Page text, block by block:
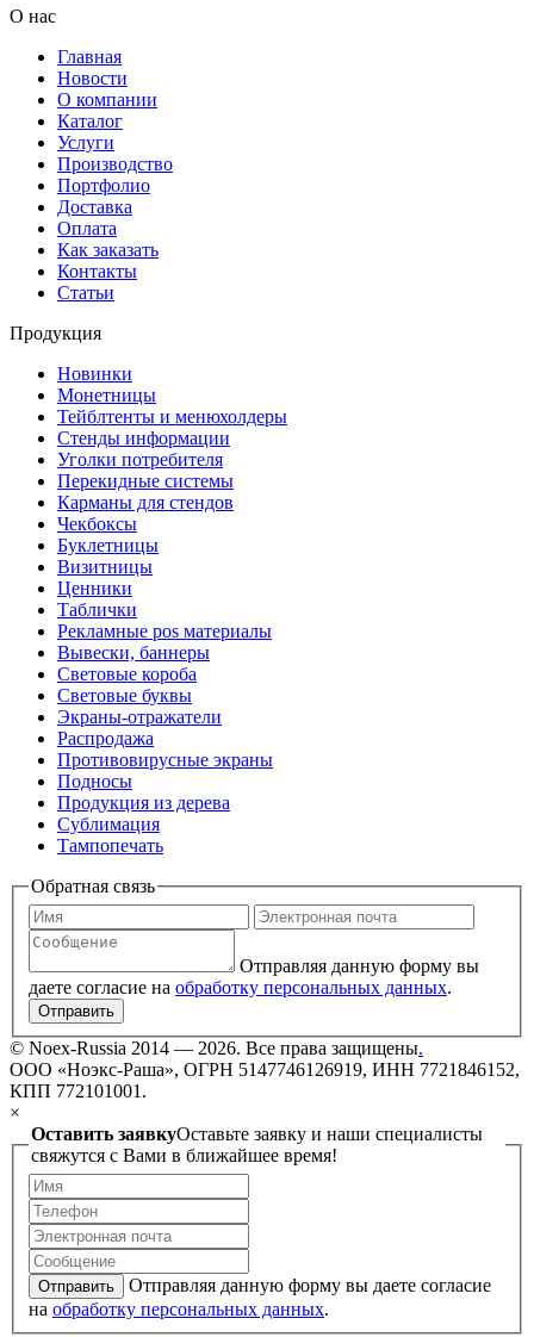
О нас
Главная
Новости
О компании
Каталог
Услуги
Производство
Портфолио
Доставка
Оплата
Как заказать
Контакты
Статьи
Продукция
Новинки
Монетницы
Тейблтенты и менюхолдеры
Стенды информации
Уголки потребителя
Перекидные системы
Карманы для стендов
Чекбоксы
Буклетницы
Визитницы
Ценники
Таблички
Рекламные pos материалы
Вывески, баннеры
Световые короба
Световые буквы
Экраны-отражатели
Распродажа
Противовирусные экраны
Подносы
Продукция из дерева
Сублимация
Тампопечать
Обратная связь
Отправляя данную форму вы
даете согласие на обработку персональных данных.
Отправить
© Noex-Russia 2014 — 2026. Все права защищены.
ООО «Ноэкс-Раша», ОГРН 5147746126919, ИНН 7721846152,
КПП 772101001.
×
Оставить заявкуОставьте заявку и наши специалисты
свяжутся с Вами в ближайшее время!
Отправить
Отправляя данную форму вы даете согласие
на обработку персональных данных.